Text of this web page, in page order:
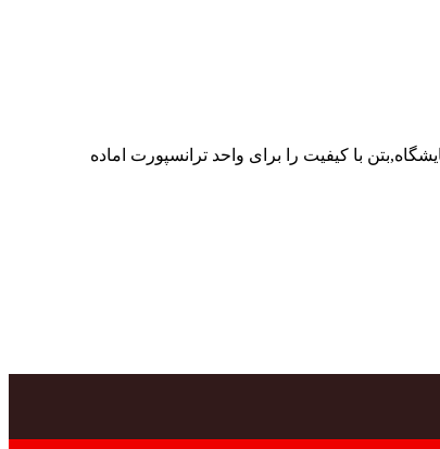
و پر تلاش واحدهای تولید و ازمایشگاه,بتن با کیفیت را برای واحد ترانسپورت اماده